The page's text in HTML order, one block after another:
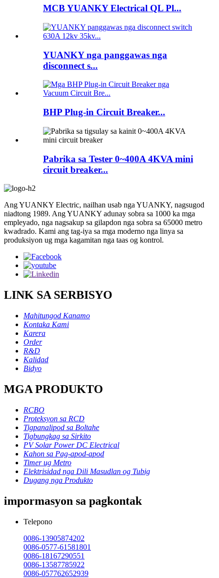
MCB YUANKY Electrical QL Pl...
YUANKY nga panggawas nga
disconnect s...
BHP Plug-in Circuit Breaker...
Pabrika sa Tester 0~400A 4KVA mini
circuit breaker...
Ang YUANKY Electric, nailhan usab nga YUANKY, nagsugod
niadtong 1989. Ang YUANKY adunay sobra sa 1000 ka mga
empleyado, nga nagsakup sa gilapdon nga sobra sa 65000 metro
kwadrado. Kami ang tag-iya sa mga moderno nga linya sa
produksiyon ug mga kagamitan nga taas og kontrol.
LINK SA SERBISYO
Mahitungod Kanamo
Kontaka Kami
Karera
Order
R&D
Kalidad
Bidyo
MGA PRODUKTO
RCBO
Proteksyon sa RCD
Tigpanalipod sa Boltahe
Tigbungkag sa Sirkito
PV Solar Power DC Electrical
Kahon sa Pag-apod-apod
Timer ug Metro
Elektrisidad nga Dili Masudlan og Tubig
Dugang nga Produkto
impormasyon sa pagkontak
Telepono
0086-13905874202
0086-0577-61581801
0086-18167290551
0086-13587785922
0086-057762652939